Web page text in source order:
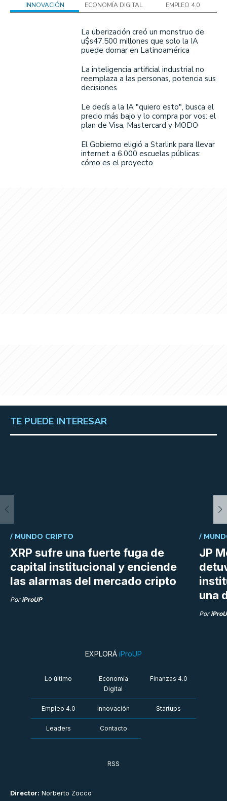
INNOVACIÓN ECONOMÍA DIGITAL EMPLEO 4.0
La uberización creó un monstruo de
u$s47.500 millones que solo la IA
puede domar en Latinoamérica
La inteligencia artificial industrial no
reemplaza a las personas, potencia sus
decisiones
Le decís a la IA "quiero esto", busca el
precio más bajo y lo compra por vos: el
plan de Visa, Mastercard y MODO
El Gobierno eligió a Starlink para llevar
internet a 6.000 escuelas públicas:
cómo es el proyecto
TE PUEDE INTERESAR
XRP sufre una fuerte fuga de
capital institucional y enciende
las alarmas del mercado cripto
/ MUNDO CRIPTO
Por iProUP
JP
una
/
Por
Director: Norberto Zocco
EXPLORÁ iProUP
Lo último
Economía
Digital
Finanzas 4.0
Empleo 4.0 Innovación Startups
Leaders Contacto
RSS